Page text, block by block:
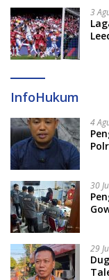
3
InfoHukum
4
30
29